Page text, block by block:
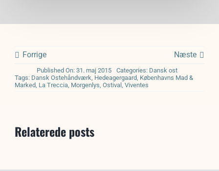
Forrige Næste
Published On: 31. maj 2015 Categories: Dansk ost
Tags: Dansk Ostehåndværk Hedeagergaard Københavns Mad &
Marked La Treccia, Morgenlys Ostival Viventes
Relaterede posts